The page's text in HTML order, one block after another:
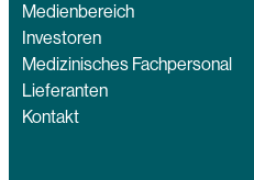
Medienbereich
Investoren
Medizinisches Fachpersonal
Lieferanten
Kontakt